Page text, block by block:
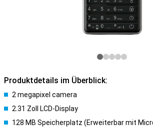
Produktdetails im Überblick:
2 megapixel camera
2.31 Zoll LCD-Display
128 MB Speicherplatz (Erweiterbar mit